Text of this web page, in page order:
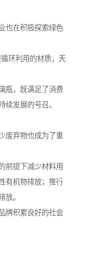
也在积极探索绿色
环利用的材质，天
瓶，既满足了消费
续发展的号召。
废弃物也成为了重
前提下减少材料用
有机物排放；推行
放。
牌积累良好的社会